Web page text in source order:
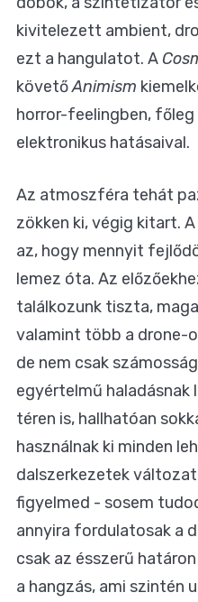
kivitelezett ambient,
ezt a hangulatot. A
követőAnimism
horror-feelingben,
elektronikus hatásaival.
Az atmoszféra tehát
zökken ki, végig kitart.
az, hogy mennyit
lemez óta. Az
találkozunk tiszta,
valamint több a drone-
de nem csak
egyértelmű haladásnak
téren is, hallhatóan
használnak ki minden
dalszerkezetek
figyelmed - sosem
annyira fordulatosak a
csak az ésszerű
a hangzás, ami szintén